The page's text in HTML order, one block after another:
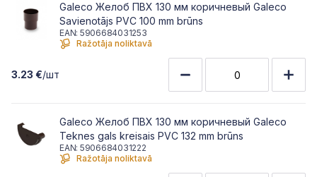
Galeco Желоб ПВХ 130 мм коричневый Galeco
Savienotājs PVC 100 mm brūns
EAN: 5906684031253
Ražotāja noliktavā
3.23 €/шт
Galeco Желоб ПВХ 130 мм коричневый Galeco
Teknes gals kreisais PVC 132 mm brūns
EAN: 5906684031222
Ražotāja noliktavā